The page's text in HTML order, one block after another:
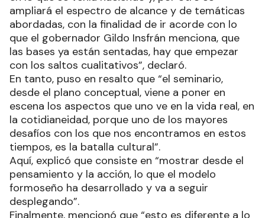
ampliará el espectro de alcance y de temáticas
abordadas, con la finalidad de ir acorde con lo
que el gobernador Gildo Insfrán menciona, que
las bases ya están sentadas, hay que empezar
con los saltos cualitativos”, declaró.
En tanto, puso en resalto que “el seminario,
desde el plano conceptual, viene a poner en
escena los aspectos que uno ve en la vida real, en
la cotidianeidad, porque uno de los mayores
desafíos con los que nos encontramos en estos
tiempos, es la batalla cultural”.
Aquí, explicó que consiste en “mostrar desde el
pensamiento y la acción, lo que el modelo
formoseño ha desarrollado y va a seguir
desplegando”.
Finalmente, mencionó que “esto es diferente a lo